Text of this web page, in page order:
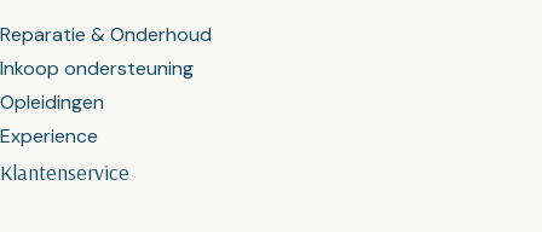
Klantenservice
Reparatie & Onderhoud
Inkoop ondersteuning
Opleidingen
Experience